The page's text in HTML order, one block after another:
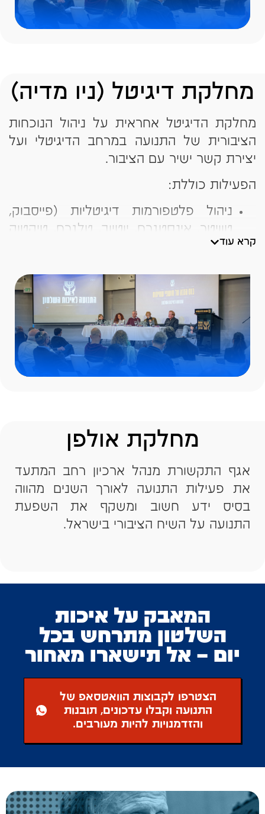
מחלקת דיגיטל (ניו מדיה)
מחלקת הדיגיטל אחראית על ניהול הנוכחות
הציבורית של התנועה במרחב הדיגיטלי ועל
יצירת קשר ישיר עם הציבור.
הפעילות כוללת:
ניהול פלטפורמות דיגיטליות (פייסבוק,
טוויטר, אינסטגרם, יוטיוב, טלגרם, טיקטוק
וקבוצות וואטסאפ)
ניהול קמפיינים מקוונים ועצומות
מענה לפניות הציבור ברשת
ניטור וניתוח נתוני מעורבות
המטרה היא להרחיב את קהל העוקבים, להגיע
לקהלים צעירים (18–35), ולגייס תומכים
ותורמים דרך הערוצים הדיגיטליים.
קרא עוד
מחלקת אולפן
אגף התקשורת מנהל ארכיון רחב המתעד
את פעילות התנועה לאורך השנים מהווה
בסיס ידע חשוב ומשקף את השפעת
התנועה על השיח הציבורי בישראל.
המאבק על איכות
השלטון מתרחש בכל
יום – אל תישארו מאחור
הצטרפו לקבוצות הוואטסאפ של
התנועה וקבלו עדכונים, תובנות
והזדמנויות להיות מעורבים.